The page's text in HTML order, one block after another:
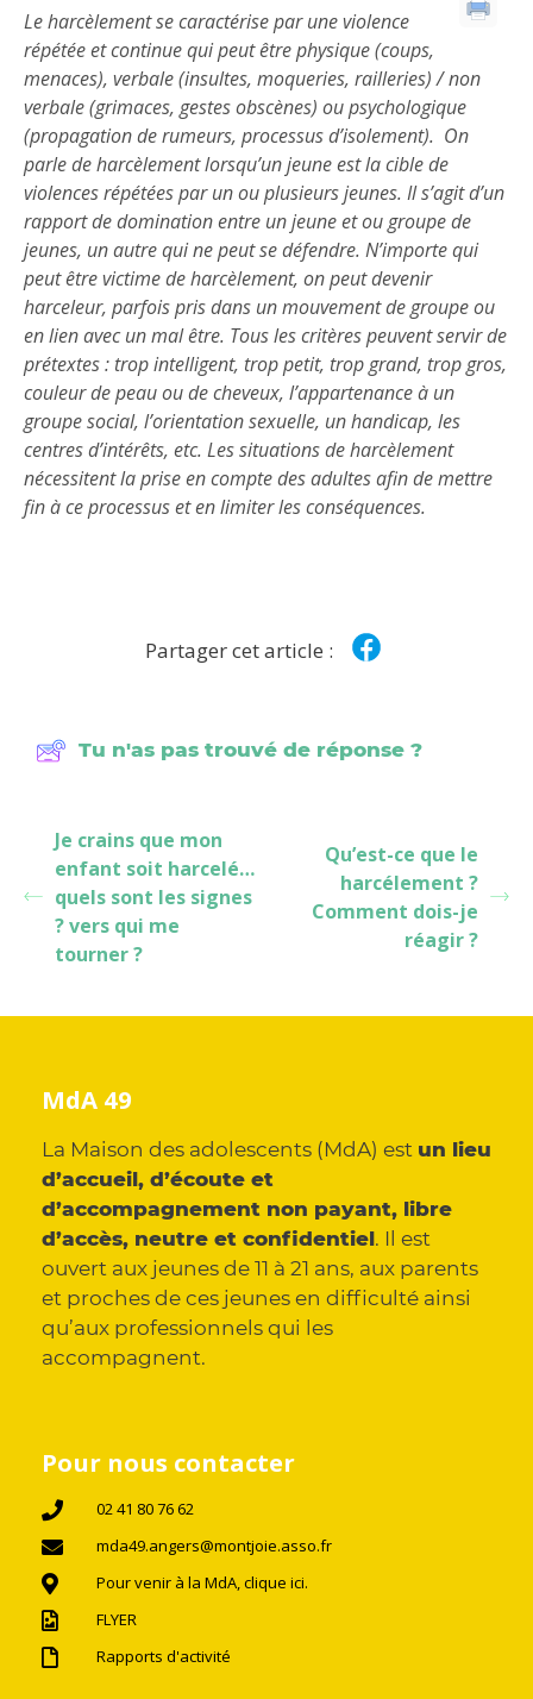
Le harcèlement se caractérise par une violence
répétée et continue qui peut être physique (coups,
menaces), verbale (insultes, moqueries, railleries) / non
verbale (grimaces, gestes obscènes) ou psychologique
(propagation de rumeurs, processus d’isolement). On
parle de harcèlement lorsqu’un jeune est la cible de
violences répétées par un ou plusieurs jeunes. Il s’agit d’un
rapport de domination entre un jeune et ou groupe de
jeunes, un autre qui ne peut se défendre. N’importe qui
peut être victime de harcèlement, on peut devenir
harceleur, parfois pris dans un mouvement de groupe ou
en lien avec un mal être. Tous les critères peuvent servir de
prétextes : trop intelligent, trop petit, trop grand, trop gros,
couleur de peau ou de cheveux, l’appartenance à un
groupe social, l’orientation sexuelle, un handicap, les
centres d’intérêts, etc. Les situations de harcèlement
nécessitent la prise en compte des adultes afin de mettre
fin à ce processus et en limiter les conséquences.
Partager cet article :
Tu n'as pas trouvé de réponse ?
Je crains que mon
enfant soit harcelé…
quels sont les signes
? vers qui me
tourner ?
Qu’est-ce que le
harcélement ?
Comment dois-je
réagir ?
MdA 49
La Maison des adolescents (MdA) est un lieu
d’accueil, d’écoute et
d’accompagnement non payant, libre
d’accès, neutre et confidentiel. Il est
ouvert aux jeunes de 11 à 21 ans, aux parents
et proches de ces jeunes en difficulté ainsi
qu’aux professionnels qui les
accompagnent.
Pour nous contacter
02 41 80 76 62
mda49.angers@montjoie.asso.fr
Pour venir à la MdA, clique ici.
FLYER
Rapports d'activité